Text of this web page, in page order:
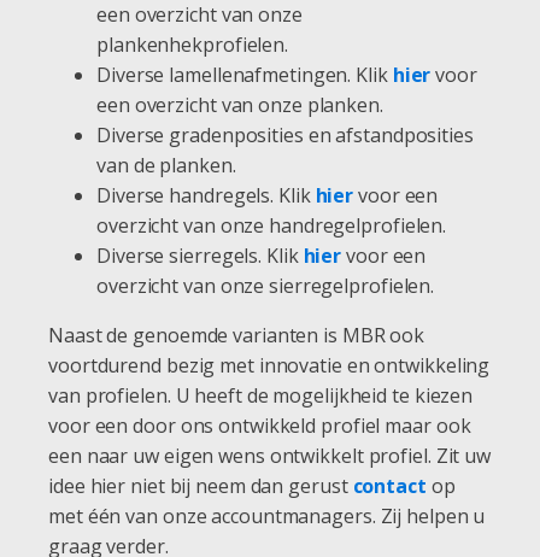
een overzicht van onze
plankenhekprofielen.
Diverse lamellenafmetingen. Klik hiervoor
een overzicht van onze planken.
Diverse gradenposities en afstandposities
van de planken.
Diverse handregels. Klik hiervoor een
overzicht van onze handregelprofielen.
Diverse sierregels. Klik hiervoor een
overzicht van onze sierregelprofielen.
Naast de genoemde varianten is MBR ook
voortdurend bezig met innovatie en ontwikkeling
van profielen. U heeft de mogelijkheid te kiezen
voor een door ons ontwikkeld profiel maar ook
een naar uw eigen wens ontwikkelt profiel. Zit uw
idee hier niet bij neem dan gerust contact op
met één van onze accountmanagers. Zij helpen u
graag verder.